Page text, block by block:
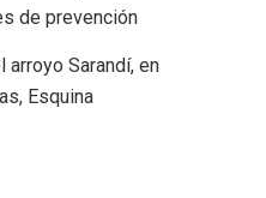
de prevención
arroyo Sarandí, en
Esquina